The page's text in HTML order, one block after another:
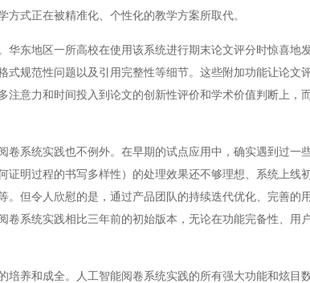
式正在被精准化、个性化的教学方案所取代。
东地区一所高校在使用该系统进行期末论文评分时惊喜地
规范性问题以及引用完整性等细节。这些附加功能让论文
意力和时间投入到论文的创新性评价和学术价值判断上，
系统实践也不例外。在早期的试点应用中，确实遇到过一
明过程的书写多样性）的处理效果还不够理想、系统上线
但令人欣慰的是，通过产品团队的持续迭代优化、完善的
系统实践相比三年前的初始版本，无论在功能完备性、用
养和成全。人工智能阅卷系统实践的所有强大功能和炫目